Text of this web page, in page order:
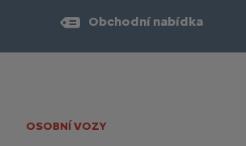
Obchodní nabídka
OSOBNÍ VOZY